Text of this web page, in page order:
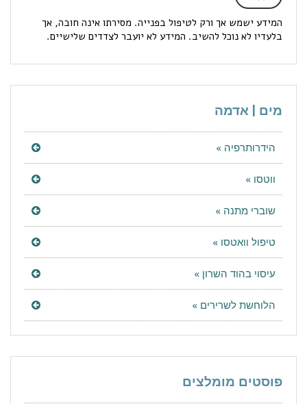
המידע ישמש אך ורק לטיפול בפנייה. מסירתו אינה חובה, אך
בלעדיו לא נוכל להשיב. המידע לא יועבר לצדדים שלישיים.
מים | אדמה
הידרותרפיה »
ווטסו »
שוברי מתנה »
טיפול וואטסו »
עיסוי בהוד השרון »
הלוחשת לשרירים »
פוסטים מומלצים